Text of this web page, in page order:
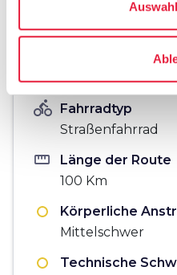
Hinweise
directions_bike Fahrradtyp
Straßenfahrrad
straighten
Länge der Route
100 Km
Körperliche
Mittelschwer
Technische